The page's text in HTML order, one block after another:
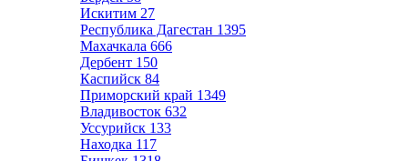
Искитим 27
Республика Дагестан 1395
Махачкала 666
Дербент 150
Каспийск 84
Приморский край 1349
Владивосток 632
Уссурийск 133
Находка 117